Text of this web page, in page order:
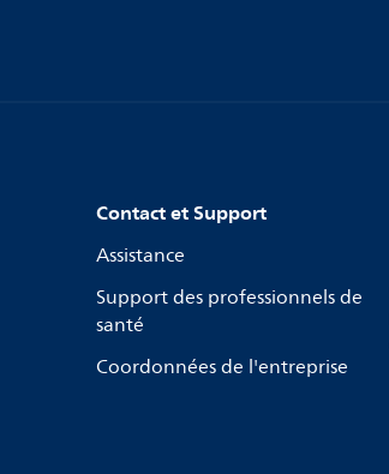
Contact et Support
Assistance
Support des professionnels de
santé
Coordonnées de l'entreprise